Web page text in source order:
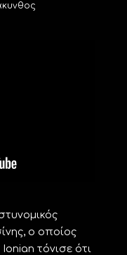
ο οποίος
τόνισε ότι